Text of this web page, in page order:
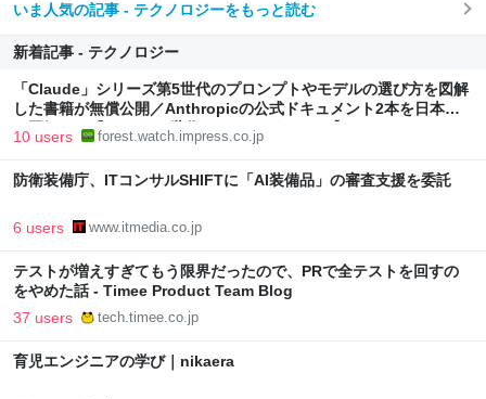
いま人気の記事 - テクノロジーをもっと読む
新着記事 - テクノロジー
「Claude」シリーズ第5世代のプロンプトやモデルの選び方を図解
した書籍が無償公開／Anthropicの公式ドキュメント2本を日本語
で図解した『Claude 5世代 マスターガイド』【Book Watch/ニュ
10 users forest.watch.impress.co.jp
防衛装備庁、ITコンサルSHIFTに「AI装備品」の審査支援を委託
6 users www.itmedia.co.jp
テストが増えすぎてもう限界だったので、PRで全テストを回すの
をやめた話 - Timee Product Team Blog
37 users tech.timee.co.jp
育児エンジニアの学び｜nikaera